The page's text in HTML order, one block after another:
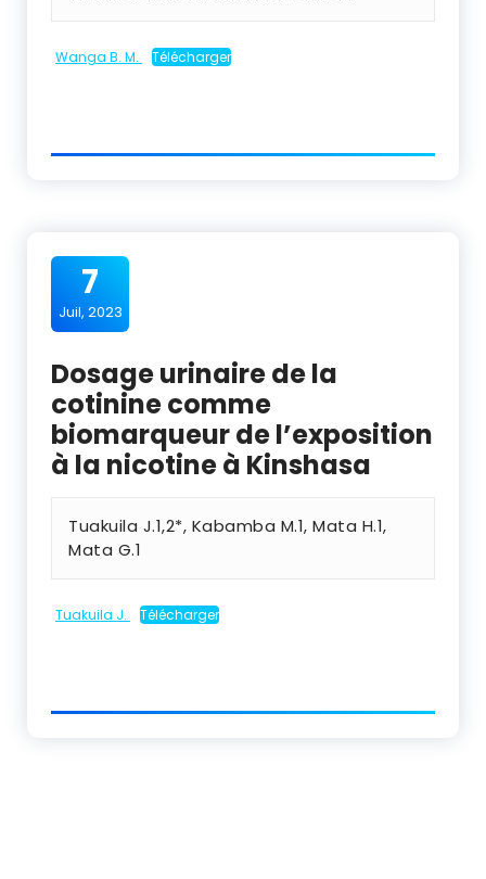
Wanga B. M. Télécharger
7
Juil, 2023
Dosage urinaire de la
cotinine comme
biomarqueur de l’exposition
à la nicotine à Kinshasa
Tuakuila J.1,2*, Kabamba M.1, Mata H.1,
Mata G.1
Tuakuila J. Télécharger